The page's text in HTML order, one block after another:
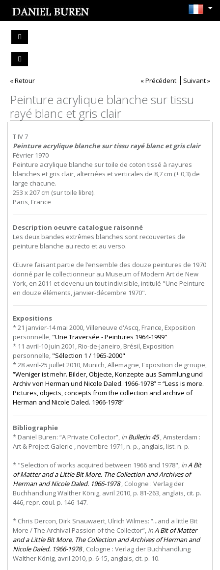
« Retour « Précédent Suivant »
Peinture acrylique blanche sur tissu
rayé blanc et gris clair
T IV 7
Peinture acrylique blanche sur tissu rayé blanc et gris clair
Février 1970
Peinture acrylique blanche sur toile de coton tissé à rayures
blanches et gris clair, alternées et verticales de 8,7 cm (± 0,3) de
large chacune.
253 x 207 cm (sur toile libre).
Paris, France
Description oeuvre catalogue raisonné
Les deux bandes extrêmes blanches sont recouvertes de
peinture blanche au recto et au verso.
Œuvre faisant partie de l’ensemble des douze peintures de 1970
donné par le collectionneur au Museum of Modern Art de New
York, en 2011 et devenu un tout indivisible, intitulé "Une Peinture
en douze éléments, janvier-décembre 1970".
Expositions
* 21 janvier-14 mai 2000, Villeneuve d'Ascq, France, Exposition
personnelle, "Une Traversée - Peintures 1964-1999"
* 11 avril-10 juin 2001, Rio-de-Janeiro, Brésil, Exposition
personnelle, "Sélection 1 / 1965-2000"
* 28 avril-25 juillet 2010, Munich, Allemagne, Exposition de groupe,
“Weniger ist mehr. Bilder, Objecte, Konzepte aus Sammlung und
Archiv von Herman und Nicole Daled. 1966-1978” = “Less is more.
Pictures, objects, concepts from the collection and archive of
Herman and Nicole Daled. 1966-1978”
Bibliographie
* Daniel Buren: “A Private Collector”, in Bulletin 45, Amsterdam :
Art & Project Galerie , novembre 1971, n. p., anglais, list. n. p.
* "Selection of works acquired between 1966 and 1978", inA Bit
of Matter and a Little Bit More. The Collection and Archives of
Herman and Nicole Daled. 1966-1978, Cologne : Verlag der
Buchhandlung Walther König, avril 2010, p. 81-263, anglais, cit. p.
446, repr. coul. p. 146-147.
* Chris Dercon, Dirk Snauwaert, Ulrich Wilmes: “...and a little Bit
More / The Archival Passion of the Collector”, inA Bit of Matter
and a Little Bit More. The Collection and Archives of Herman and
Nicole Daled. 1966-1978, Cologne : Verlag der Buchhandlung
Walther König, avril 2010, p. 6-15, anglais, cit. p. 10.